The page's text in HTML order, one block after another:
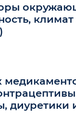
климат
диуретики